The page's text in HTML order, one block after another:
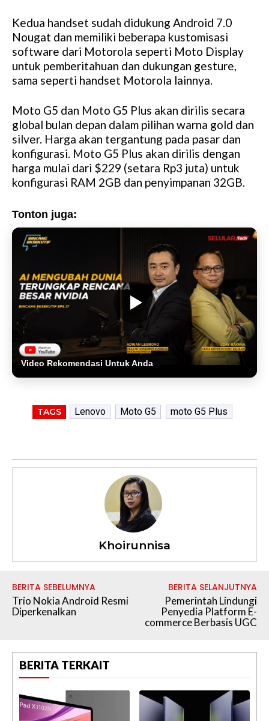
Kedua handset sudah didukung Android 7.0
Nougat dan memiliki beberapa kustomisasi
software dari Motorola seperti Moto Display
untuk pemberitahuan dan dukungan gesture,
sama seperti handset Motorola lainnya.
Moto G5 dan Moto G5 Plus akan dirilis secara
global bulan depan dalam pilihan warna gold dan
silver. Harga akan tergantung pada pasar dan
konfigurasi. Moto G5 Plus akan dirilis dengan
harga mulai dari $229 (setara Rp3 juta) untuk
konfigurasi RAM 2GB dan penyimpanan 32GB.
Tonton juga:
Video Rekomendasi Untuk Anda
TAGS Lenovo Moto G5 moto G5 Plus
Khoirunnisa
BERITA SEBELUMNYA
Trio Nokia Android Resmi
Diperkenalkan
BERITA SELANJUTNYA
Pemerintah Lindungi
Penyedia Platform E-
commerce Berbasis UGC
BERITA TERKAIT